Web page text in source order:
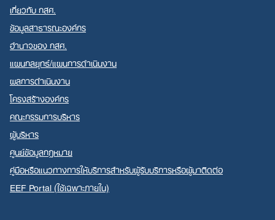
เกี่ยวกับ กสศ.
ข้อมูลสาธารณะองค์กร
อำนาจของ กสศ.
แผนกลยุทธ์/แผนการดำเนินงาน
ผลการดำเนินงาน
โครงสร้างองค์กร
คณะกรรมการบริหาร
ผู้บริหาร
ศูนย์ข้อมูลกฎหมาย
คู่มือหรือแนวทางการให้บริการสำหรับผู้รับบริการหรือผู้มาติดต่อ
EEF Portal (ใช้เฉพาะภายใน)